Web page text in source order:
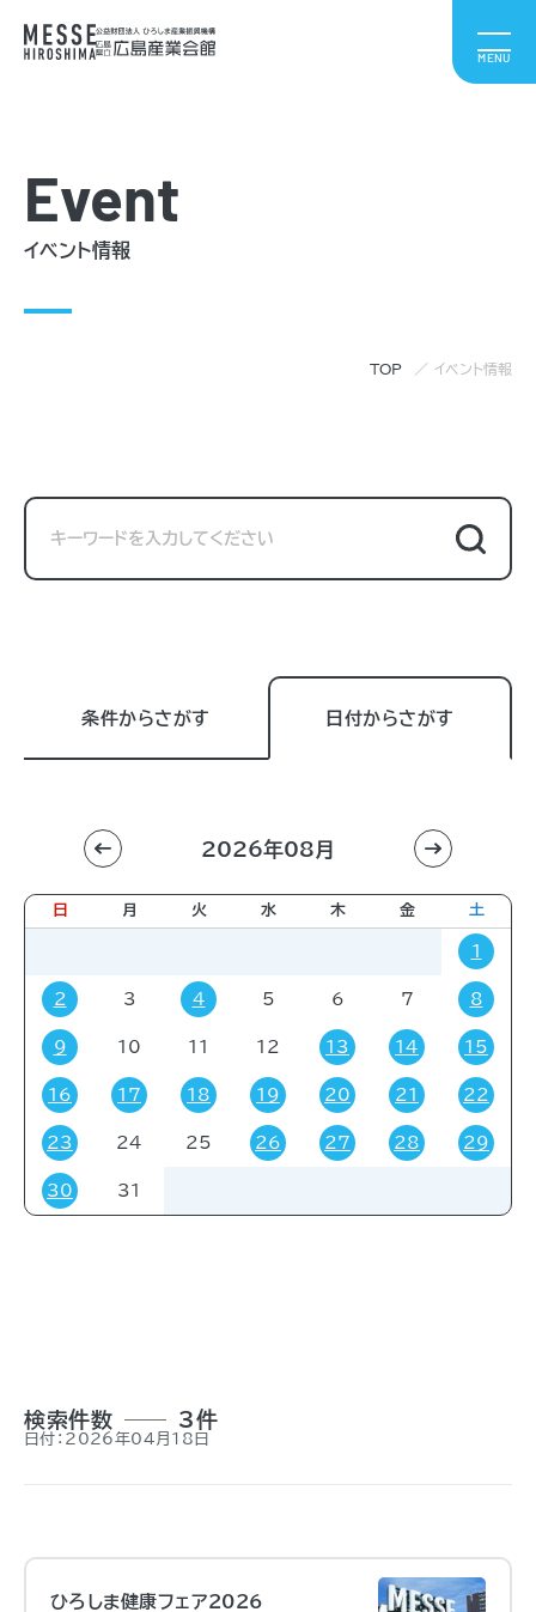
Event
イベント情報
TOP イベント情報
条件からさがす 日付からさがす
利用目的
すべて 進学相談会 講習会
販売会 展示会 イベント コミック・ゲーム
その他
対象者
すべて
2026年08月
日 月 火 水 木 金 土
1
2 3 4 5 6 7 8
9 10 11 12 13 14 15
16 17 18 19 20 21 22
23 24 25 26 27 28 29
30 31
検索件数 3件
日付：2026年04月18日
ひろしま健康フェア2026